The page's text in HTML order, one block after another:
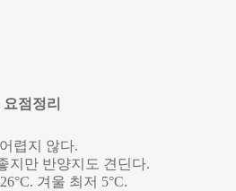
점정리
어렵지 않다.
지만 반양지도 견딘다.
겨울 최저 5°C.